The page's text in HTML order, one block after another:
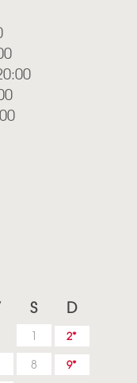
S D
1 2
8 9